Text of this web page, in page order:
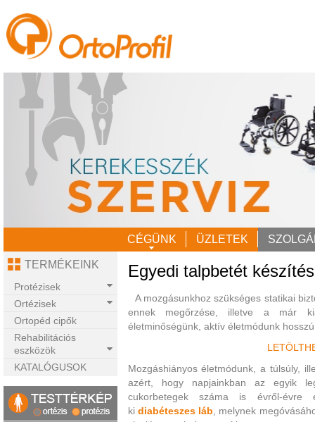
CÉGÜNK ÜZLETEK
TERMÉKEINK
Protézisek
Ortézisek
Ortopéd cipők
Rehabilitációs
eszközök
KATALÓGUSOK
Egyedi talpbetét
A mozgásunkhoz szükséges statikai
ennek megőrzése, illetve a már
életminőségünk, aktív életmódunk
Mozgáshiányos életmódunk, a túlsúly,
azért, hogy napjainkban az egyik
cukorbetegek száma is évről-évre
ki diabéteszes láb , melynek